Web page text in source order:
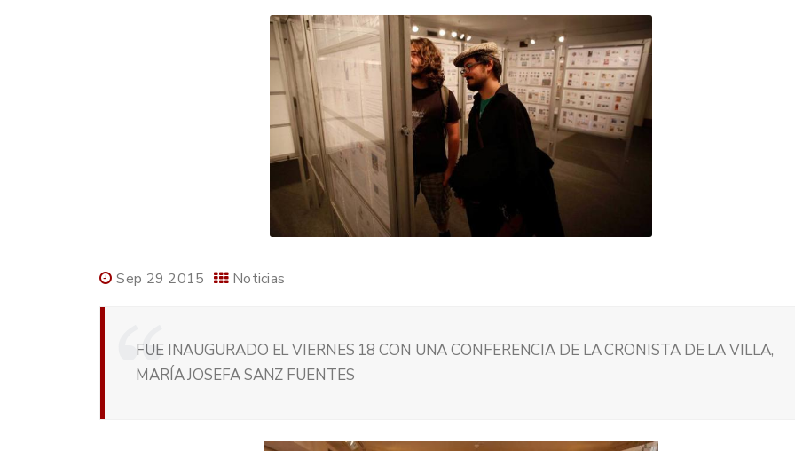
Sep 29 2015 Noticias
FUE INAUGURADO EL VIERNES 18 CON UNA CONFERENCIA DE LA CRONISTA DE LA VILLA,
MARÍA JOSEFA SANZ FUENTES